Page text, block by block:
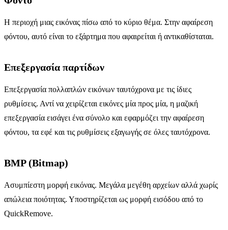
Η περιοχή μιας εικόνας πίσω από το κύριο θέμα. Στην αφαίρεση
φόντου, αυτό είναι το εξάρτημα που αφαιρείται ή αντικαθίσταται.
Επεξεργασία παρτίδων
Επεξεργασία πολλαπλών εικόνων ταυτόχρονα με τις ίδιες
ρυθμίσεις. Αντί να χειρίζεται εικόνες μία προς μία, η μαζική
επεξεργασία εισάγει ένα σύνολο και εφαρμόζει την αφαίρεση
φόντου, τα εφέ και τις ρυθμίσεις εξαγωγής σε όλες ταυτόχρονα.
BMP (Bitmap)
Ασυμπίεστη μορφή εικόνας. Μεγάλα μεγέθη αρχείων αλλά χωρίς
απώλεια ποιότητας. Υποστηρίζεται ως μορφή εισόδου από το
QuickRemove.